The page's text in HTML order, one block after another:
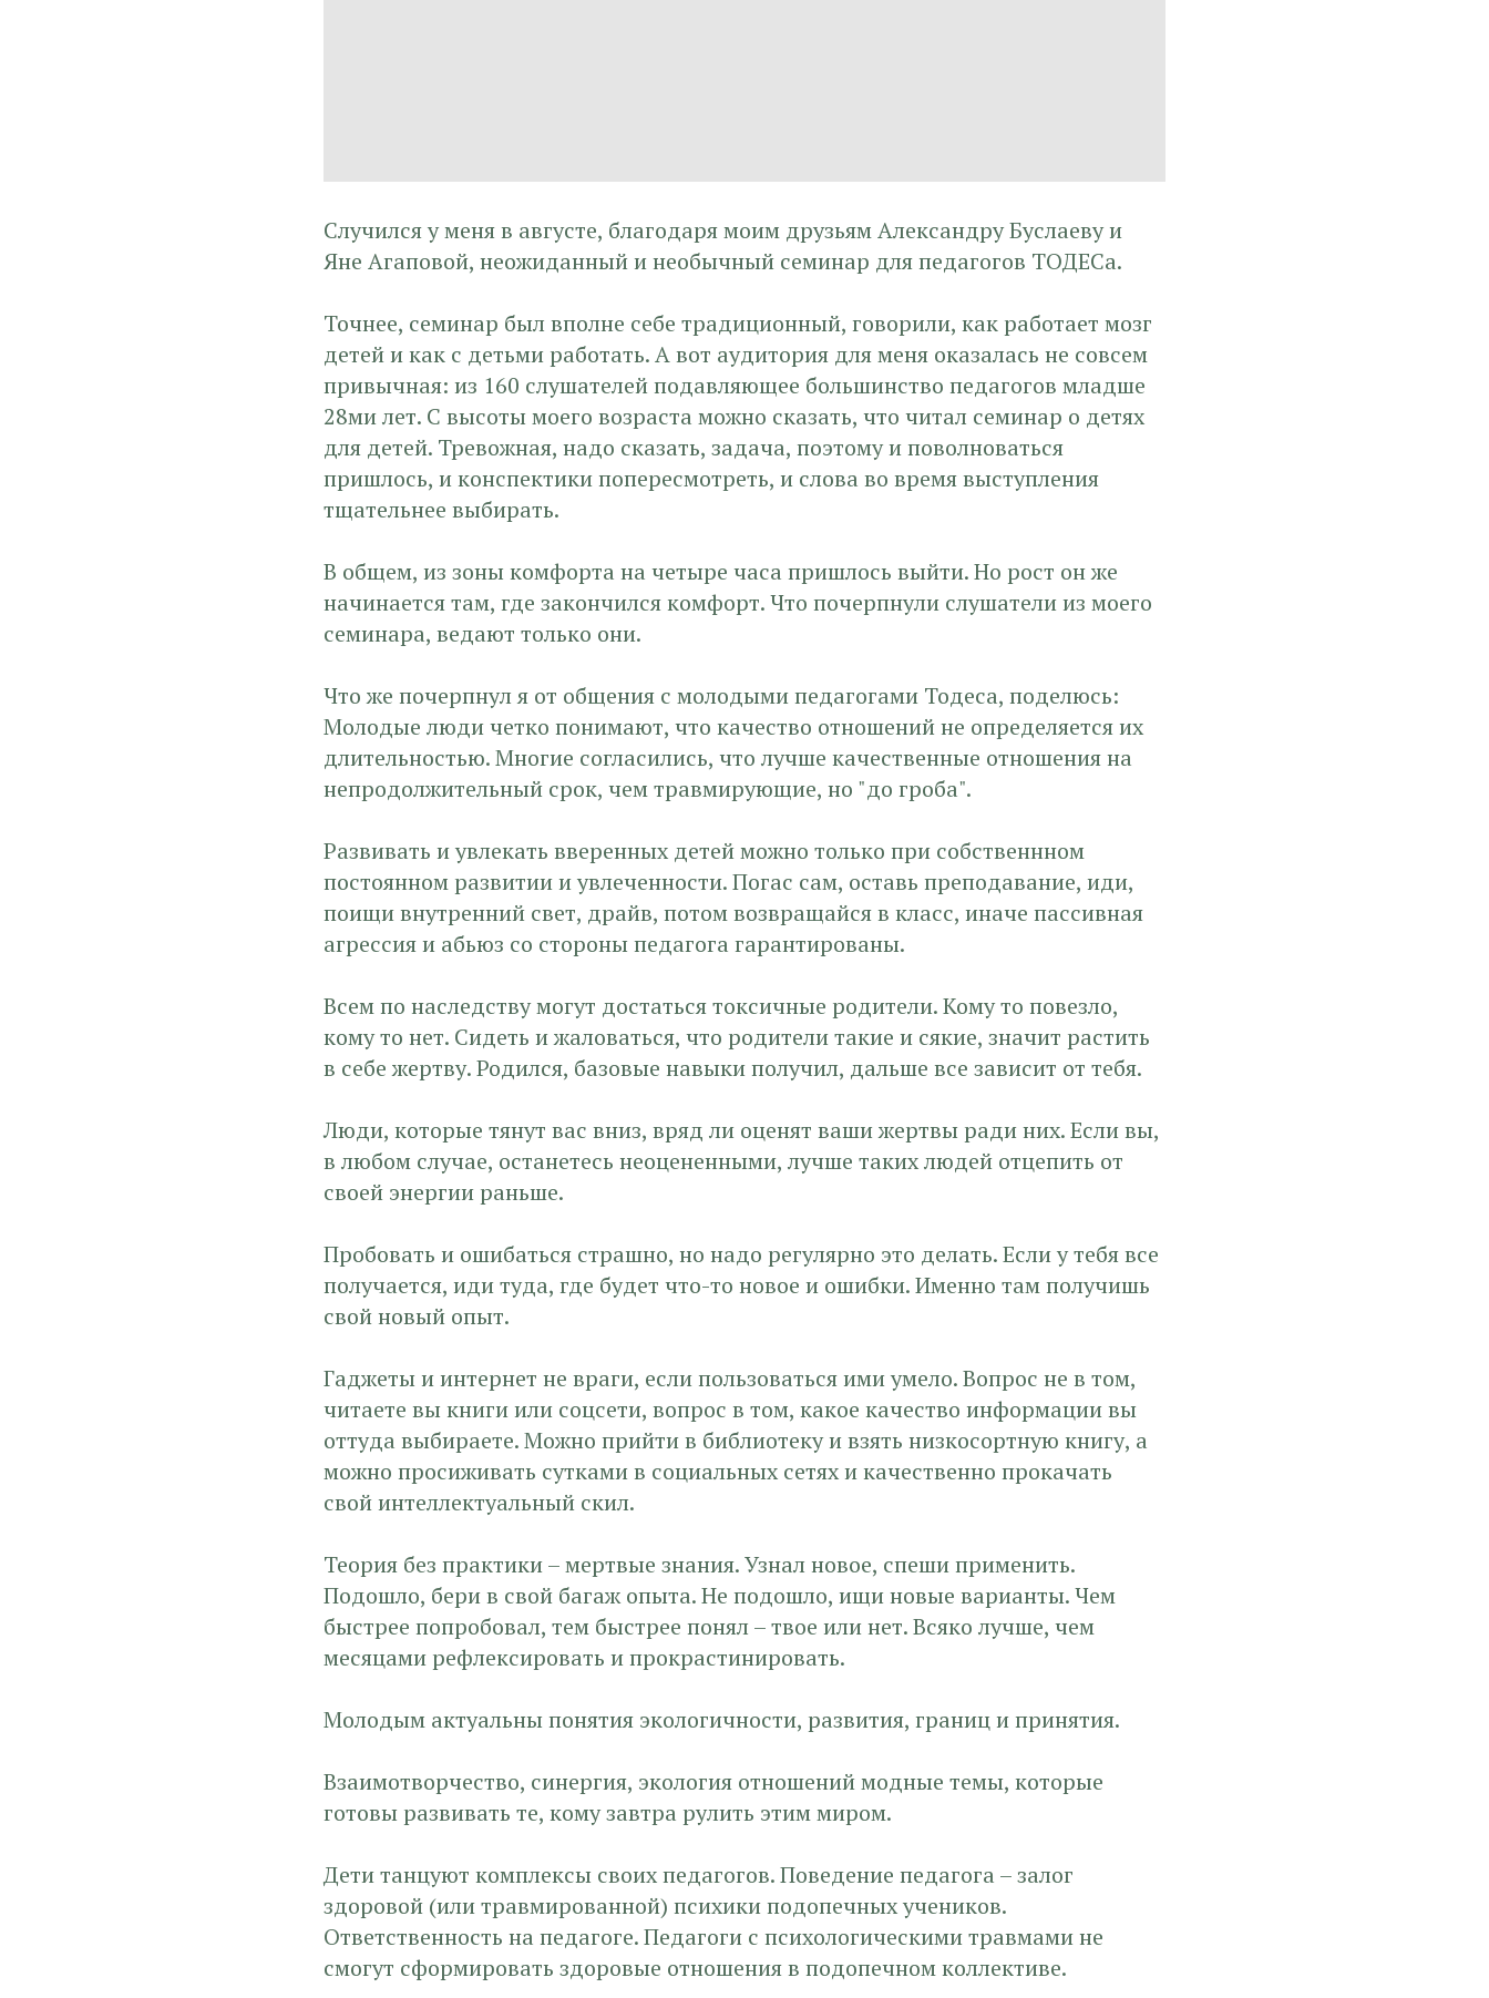
Случился у меня в августе, благодаря моим друзьям Александру Буслаеву и
Яне Агаповой, неожиданный и необычный семинар для педагогов ТОДЕСа.
Точнее, семинар был вполне себе традиционный, говорили, как работает мозг
детей и как с детьми работать. А вот аудитория для меня оказалась не совсем
привычная: из 160 слушателей подавляющее большинство педагогов младше
28ми лет. С высоты моего возраста можно сказать, что читал семинар о детях
для детей. Тревожная, надо сказать, задача, поэтому и поволноваться
пришлось, и конспектики попересмотреть, и слова во время выступления
тщательнее выбирать.
В общем, из зоны комфорта на четыре часа пришлось выйти. Но рост он же
начинается там, где закончился комфорт. Что почерпнули слушатели из моего
семинара, ведают только они.
Что же почерпнул я от общения с молодыми педагогами Тодеса, поделюсь:
Молодые люди четко понимают, что качество отношений не определяется их
длительностью. Многие согласились, что лучше качественные отношения на
непродолжительный срок, чем травмирующие, но "до гроба".
Развивать и увлекать вверенных детей можно только при собственнном
постоянном развитии и увлеченности. Погас сам, оставь преподавание, иди,
поищи внутренний свет, драйв, потом возвращайся в класс, иначе пассивная
агрессия и абьюз со стороны педагога гарантированы.
Всем по наследству могут достаться токсичные родители. Кому то повезло,
кому то нет. Сидеть и жаловаться, что родители такие и сякие, значит растить
в себе жертву. Родился, базовые навыки получил, дальше все зависит от тебя.
Люди, которые тянут вас вниз, вряд ли оценят ваши жертвы ради них. Если вы,
в любом случае, останетесь неоцененными, лучше таких людей отцепить от
своей энергии раньше.
Пробовать и ошибаться страшно, но надо регулярно это делать. Если у тебя все
получается, иди туда, где будет что-то новое и ошибки. Именно там получишь
свой новый опыт.
Гаджеты и интернет не враги, если пользоваться ими умело. Вопрос не в том,
читаете вы книги или соцсети, вопрос в том, какое качество информации вы
оттуда выбираете. Можно прийти в библиотеку и взять низкосортную книгу, а
можно просиживать сутками в социальных сетях и качественно прокачать
свой интеллектуальный скил.
Теория без практики – мертвые знания. Узнал новое, спеши применить.
Подошло, бери в свой багаж опыта. Не подошло, ищи новые варианты. Чем
быстрее попробовал, тем быстрее понял – твое или нет. Всяко лучше, чем
месяцами рефлексировать и прокрастинировать.
Молодым актуальны понятия экологичности, развития, границ и принятия.
Взаимотворчество, синергия, экология отношений модные темы, которые
готовы развивать те, кому завтра рулить этим миром.
Дети танцуют комплексы своих педагогов. Поведение педагога – залог
здоровой (или травмированной) психики подопечных учеников.
Ответственность на педагоге. Педагоги с психологическими травмами не
смогут сформировать здоровые отношения в подопечном коллективе.